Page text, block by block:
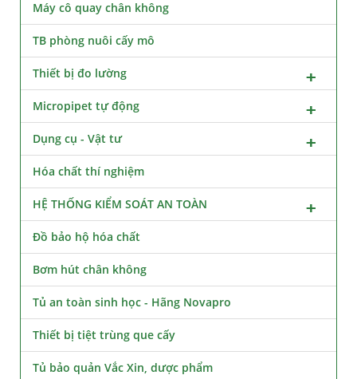
Máy cô quay chân không
TB phòng nuôi cấy mô
Thiết bị đo lường
Micropipet tự động
Dụng cụ - Vật tư
Hóa chất thí nghiệm
HỆ THỐNG KIỂM SOÁT AN TOÀN
Đồ bảo hộ hóa chất
Bơm hút chân không
Tủ an toàn sinh học - Hãng Novapro
Thiết bị tiệt trùng que cấy
Tủ bảo quản Vắc Xin, dược phẩm